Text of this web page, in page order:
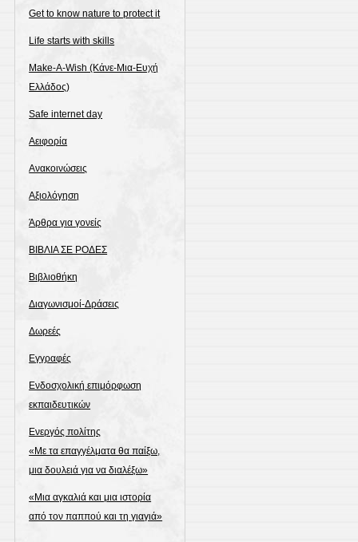
Get to know nature to protect it
Life starts with skills
Make-A-Wish (Κάνε-Μια-Ευχή
Ελλάδος)
Safe internet day
Αειφορία
Ανακοινώσεις
Αξιολόγηση
Άρθρα για γονείς
ΒΙΒΛΙΑ ΣΕ ΡΟΔΕΣ
Βιβλιοθήκη
Διαγωνισμοί-Δράσεις
Δωρεές
Εγγραφές
Ενδοσχολική επιμόρφωση
εκπαιδευτικών
Ενεργός πολίτης
«Με τα επαγγέλματα θα παίξω,
μια δουλειά για να διαλέξω»
«Μια αγκαλιά και μια ιστορία
από τον παππού και τη γιαγιά»